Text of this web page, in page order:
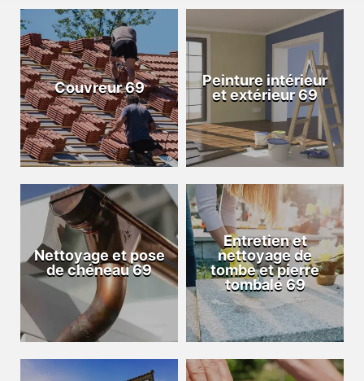
Couvreur 69
Peinture intérieur
et extérieur 69
Nettoyage et pose
de chéneau 69
Entretien et
nettoyage de
tombe et pierre
tombale 69